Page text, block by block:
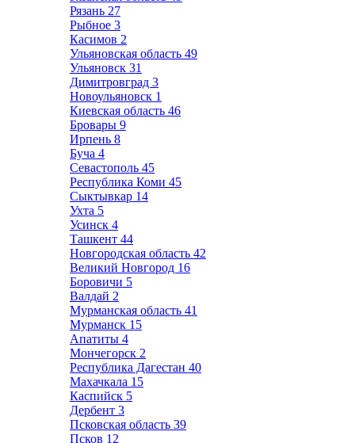
Рязань 27
Рыбное 3
Касимов 2
Ульяновская область 49
Ульяновск 31
Димитровград 3
Новоульяновск 1
Киевская область 46
Бровары 9
Ирпень 8
Буча 4
Севастополь 45
Республика Коми 45
Сыктывкар 14
Ухта 5
Усинск 4
Ташкент 44
Новгородская область 42
Великий Новгород 16
Боровичи 5
Валдай 2
Мурманская область 41
Мурманск 15
Апатиты 4
Мончегорск 2
Республика Дагестан 40
Махачкала 15
Каспийск 5
Дербент 3
Псковская область 39
Псков 12